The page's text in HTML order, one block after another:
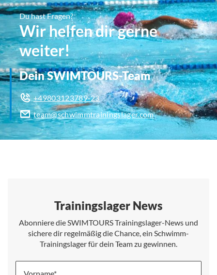
Du hast Fragen?
Wir helfen dir gerne
weiter!
Dein SWIMTOURS-Team
+49803123789-23
team@schwimmtrainingslager.com
Trainingslager News
Abonniere die SWIMTOURS Trainingslager-News und
sichere dir regelmäßig die Chance, ein Schwimm-
Trainingslager für dein Team zu gewinnen.
Vorname